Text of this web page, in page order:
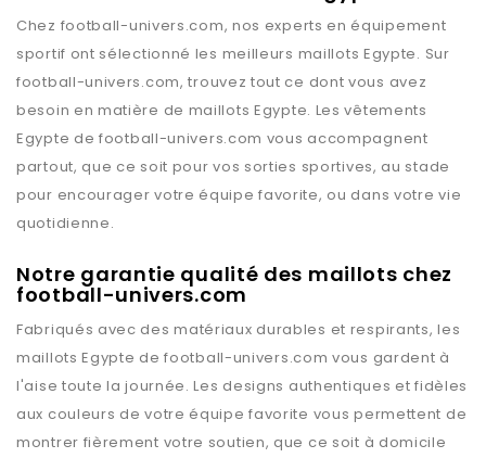
Chez football-univers.com, nos experts en équipement
sportif ont sélectionné les meilleurs maillots Egypte. Sur
football-univers.com, trouvez tout ce dont vous avez
besoin en matière de maillots Egypte. Les vêtements
Egypte defootball-univers.com vous accompagnent
partout, que ce soit pour vos sorties sportives, au stade
pour encourager votre équipe favorite, ou dans votre vie
quotidienne.
Notre garantie qualité des maillots chez
football-univers.com
Fabriqués avec des matériaux durables et respirants, les
maillotsEgypte defootball-univers.com vous gardent à
l'aise toute la journée. Les designs authentiques et fidèles
aux couleurs de votre équipe favorite vous permettent de
montrer fièrement votre soutien, que ce soit à domicile